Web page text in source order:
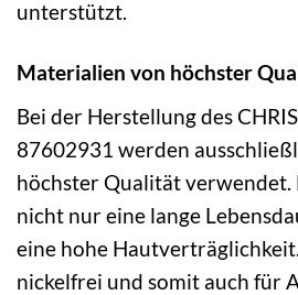
unterstützt.
Materialien von höchster
Bei der Herstellung des
87602931 werden
höchster Qualität
nicht nur eine lange
eine hohe
nickelfrei und somit auch für